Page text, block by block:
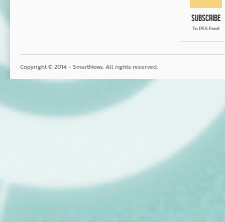
Subscribe
To RSS Feed
Copyright © 2014 - SmartNews. All rights reserved.